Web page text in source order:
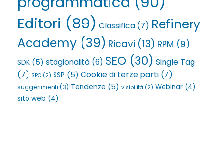
Editori (89) Classifica (7) Refinery
Academy (39) Ricavi (13) RPM (9)
SDK (5) stagionalità (6) SEO (30) Single Tag
(7) SPO (2) SSP (5) Cookie di terze parti (7)
suggerimenti (3) Tendenze (5) visibilità (2) Webinar (4)
sito web (4)